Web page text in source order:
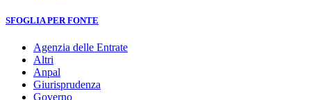
SFOGLIA PER FONTE
Agenzia delle Entrate
Altri
Anpal
Giurisprudenza
Governo